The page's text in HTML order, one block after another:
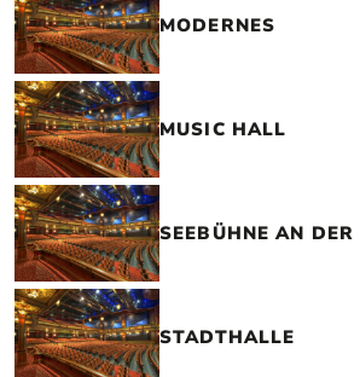
MODERNES
MUSIC HALL
SEEBÜHNE AN
STADTHALLE